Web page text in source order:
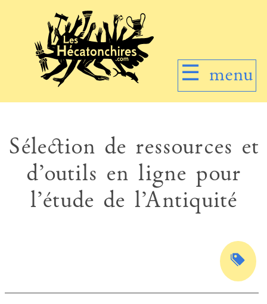
☰ menu
Sélection de ressources et
d’outils en ligne pour
l’étude de l’Antiquité